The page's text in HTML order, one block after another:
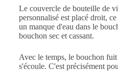
Le couvercle de bouteille de
personnalisé est placé droit,
un manque d'eau dans le
bouchon sec et cassant.
Avec le temps, le bouchon
s'écoule. C'est précisément